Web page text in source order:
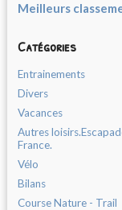
Meilleurs
Catégories
Entrainements
Divers
Vacances
Autres
France.
Vélo
Bilans
Course Nature - Trail